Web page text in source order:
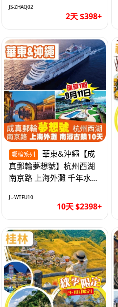
JS-ZHAQ02
2天 $398+
郵輪系列
真郵輪夢想號】杭州西湖
南京路 上海外灘 千年水鄉
自費10天
JL-WTFU10
10天 $2398+